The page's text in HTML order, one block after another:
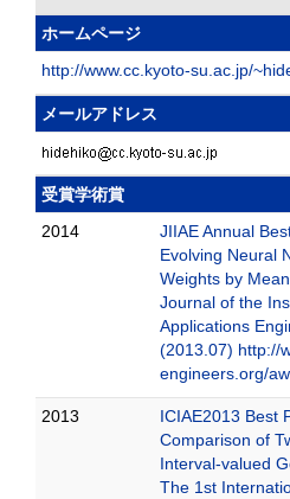
ホームページ
http://www.cc.kyoto-su.ac.jp/
メールアドレス
受賞学術賞
2014
JIIAE Annual
Evolving Neural
Weights by
Journal of the
Applications
(2013.07) http://
engineers.org/
2013
ICIAE2013 Best
Comparison of
Interval-valued
The 1st